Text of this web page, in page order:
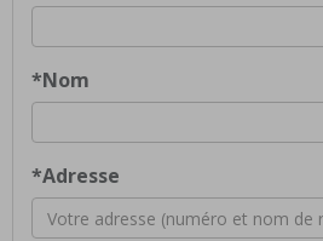
*Nom
*Adresse